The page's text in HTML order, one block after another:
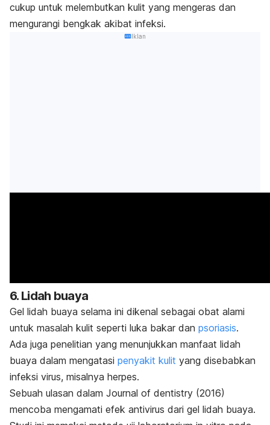
cukup untuk melembutkan kulit yang mengeras dan
mengurangi bengkak akibat infeksi.
Iklan
6. Lidah buaya
Gel lidah buaya selama ini dikenal sebagai obat alami
untuk masalah kulit seperti luka bakar dan psoriasis.
Ada juga penelitian yang menunjukkan manfaat lidah
buaya dalam mengatasi penyakit kulit yang disebabkan
infeksi virus, misalnya herpes.
Sebuah ulasan dalam Journal of dentistry (2016)
mencoba mengamati efek antivirus dari gel lidah buaya.